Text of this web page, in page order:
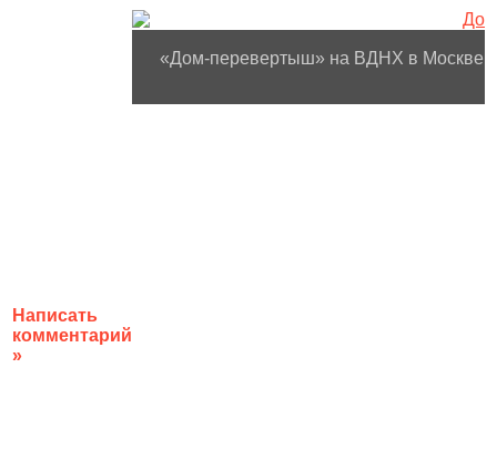
Написать
комментарий
»
«Дом-перевертыш» на ВДНХ в Москве.